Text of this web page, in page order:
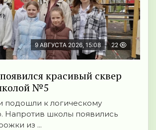
9 АВГУСТА 2026, 15:08 22
красивый сквер
№5
подошли к логическому
Напротив школы появились
из ...